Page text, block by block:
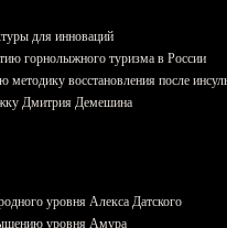
для инноваций
горнолыжного туризма в России
восстановления после
Дмитрия Демешина
уровня Алекса Датского
уровня Амура